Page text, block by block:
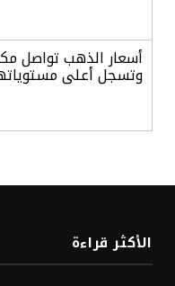
أسعار الذهب تواصل
وتسجل أعلى
«طيران الرياض» يدشن
ويضيف الوجهة
الأكثر قراءة